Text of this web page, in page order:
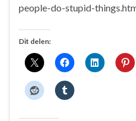
people-do-stupid-
Dit delen: